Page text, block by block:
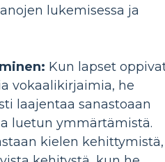
lukemisessa ja
Kun lapset
​​vokaalikirjaimia, he
laajentaa sanastoaan
luetun ymmärtämistä.
​​kielen kehittymistä,